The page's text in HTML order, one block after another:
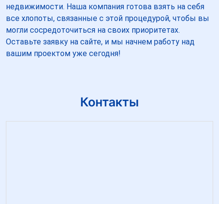
недвижимости. Наша компания готова взять на себя
все хлопоты, связанные с этой процедурой, чтобы вы
могли сосредоточиться на своих приоритетах.
Оставьте заявку на сайте, и мы начнем работу над
вашим проектом уже сегодня!
Контакты